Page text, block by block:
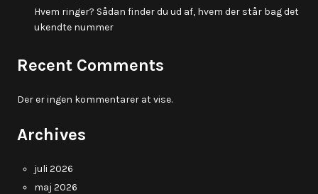
Hvem ringer? Sådan finder du ud af, hvem der står bag det
ukendte nummer
Recent Comments
Der er ingen kommentarer at vise.
Archives
juli 2026
maj 2026